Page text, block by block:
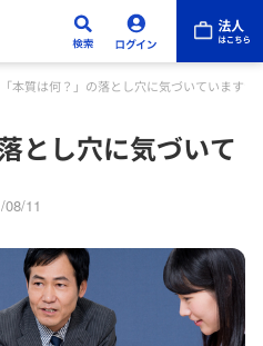
「本質は何？」の落とし穴に気づいていますか
とし穴に気づいて
08/11